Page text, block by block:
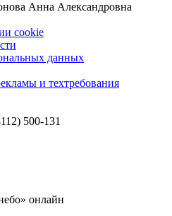
Анна Александровна
cookie
данных
и техтребования
500-131
онлайн